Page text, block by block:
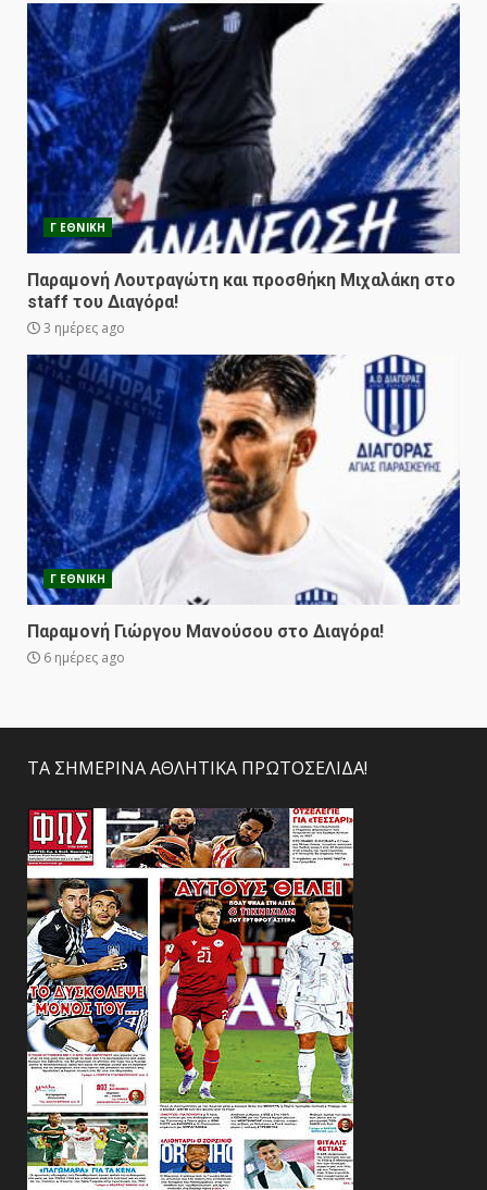
Γ ΕΘΝΙΚΗ
Παραμονή Λουτραγώτη και προσθήκη Μιχαλάκη στο
staff του Διαγόρα!
3 ημέρες ago
Γ ΕΘΝΙΚΗ
Παραμονή Γιώργου Μανούσου στο Διαγόρα!
6 ημέρες ago
ΤΑ ΣΗΜΕΡΙΝΑ ΑΘΛΗΤΙΚΑ ΠΡΩΤΟΣΕΛΙΔΑ!